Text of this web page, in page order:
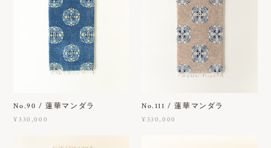
No.90 / 蓮華マンダラ
¥330,000
No.111 / 蓮華マンダラ
¥330,000